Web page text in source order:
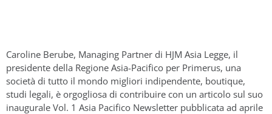
Caroline Berube, Managing Partner di HJM Asia Legge, il
presidente della Regione Asia-Pacifico per Primerus, una
società di tutto il mondo migliori indipendente, boutique,
studi legali, è orgogliosa di contribuire con un articolo sul suo
inaugurale Vol. 1 Asia Pacifico Newsletter pubblicata ad aprile